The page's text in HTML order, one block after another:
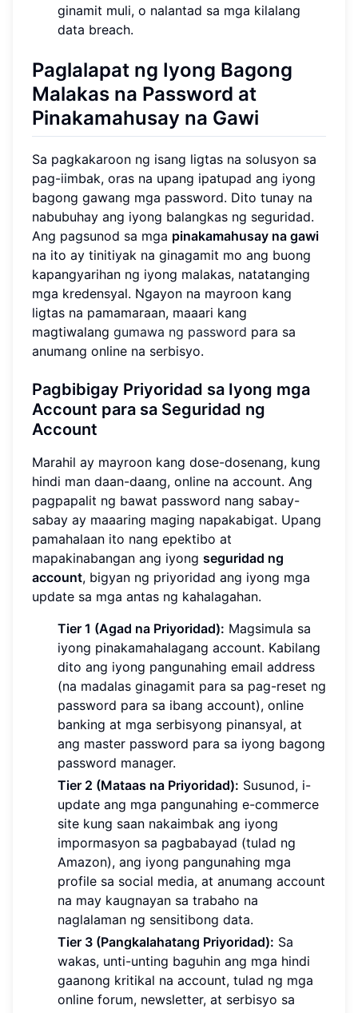
ginamit muli, o nalantad sa mga kilalang
data breach.
Paglalapat ng Iyong Bagong
Malakas na Password at
Pinakamahusay na Gawi
Sa pagkakaroon ng isang ligtas na solusyon sa
pag-iimbak, oras na upang ipatupad ang iyong
bagong gawang mga password. Dito tunay na
nabubuhay ang iyong balangkas ng seguridad.
Ang pagsunod sa mga pinakamahusay na gawi
na ito ay tinitiyak na ginagamit mo ang buong
kapangyarihan ng iyong malakas, natatanging
mga kredensyal. Ngayon na mayroon kang
ligtas na pamamaraan, maaari kang
magtiwalang gumawa ng password para sa
anumang online na serbisyo.
Pagbibigay Priyoridad sa Iyong mga
Account para sa Seguridad ng
Account
Marahil ay mayroon kang dose-dosenang, kung
hindi man daan-daang, online na account. Ang
pagpapalit ng bawat password nang sabay-
sabay ay maaaring maging napakabigat. Upang
pamahalaan ito nang epektibo at
mapakinabangan ang iyong seguridad ng
account, bigyan ng priyoridad ang iyong mga
update sa mga antas ng kahalagahan.
Tier 1 (Agad na Priyoridad): Magsimula sa
iyong pinakamahalagang account. Kabilang
dito ang iyong pangunahing email address
(na madalas ginagamit para sa pag-reset ng
password para sa ibang account), online
banking at mga serbisyong pinansyal, at
ang master password para sa iyong bagong
password manager.
Tier 2 (Mataas na Priyoridad): Susunod, i-
update ang mga pangunahing e-commerce
site kung saan nakaimbak ang iyong
impormasyon sa pagbabayad (tulad ng
Amazon), ang iyong pangunahing mga
profile sa social media, at anumang account
na may kaugnayan sa trabaho na
naglalaman ng sensitibong data.
Tier 3 (Pangkalahatang Priyoridad): Sa
wakas, unti-unting baguhin ang mga hindi
gaanong kritikal na account, tulad ng mga
online forum, newsletter, at serbisyo sa